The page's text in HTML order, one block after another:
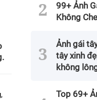
99+ Ảnh
Không
Ảnh gái
tây xinh
không
Top 69+